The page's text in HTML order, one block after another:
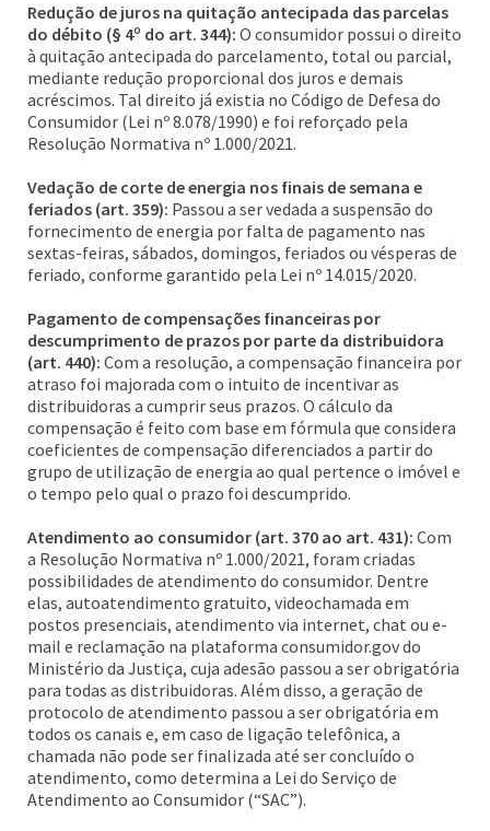
Redução de juros na quitação antecipada das parcelas
do débito (§ 4º do art. 344): O consumidor possui o direito
à quitação antecipada do parcelamento, total ou parcial,
mediante redução proporcional dos juros e demais
acréscimos. Tal direito já existia no Código de Defesa do
Consumidor (Lei nº 8.078/1990) e foi reforçado pela
Resolução Normativa nº 1.000/2021.
Vedação de corte de energia nos finais de semana e
feriados (art. 359): Passou a ser vedada a suspensão do
fornecimento de energia por falta de pagamento nas
sextas-feiras, sábados, domingos, feriados ou vésperas de
feriado, conforme garantido pela Lei nº 14.015/2020.
Pagamento de compensações financeiras por
descumprimento de prazos por parte da distribuidora
(art. 440): Com a resolução, a compensação financeira por
atraso foi majorada com o intuito de incentivar as
distribuidoras a cumprir seus prazos. O cálculo da
compensação é feito com base em fórmula que considera
coeficientes de compensação diferenciados a partir do
grupo de utilização de energia ao qual pertence o imóvel e
o tempo pelo qual o prazo foi descumprido.
Atendimento ao consumidor (art. 370 ao art. 431): Com
a Resolução Normativa nº 1.000/2021, foram criadas
possibilidades de atendimento do consumidor. Dentre
elas, autoatendimento gratuito, videochamada em
postos presenciais, atendimento via internet, chat ou e-
mail e reclamação na plataforma consumidor.gov do
Ministério da Justiça, cuja adesão passou a ser obrigatória
para todas as distribuidoras. Além disso, a geração de
protocolo de atendimento passou a ser obrigatória em
todos os canais e, em caso de ligação telefônica, a
chamada não pode ser finalizada até ser concluído o
atendimento, como determina a Lei do Serviço de
Atendimento ao Consumidor (“SAC”).